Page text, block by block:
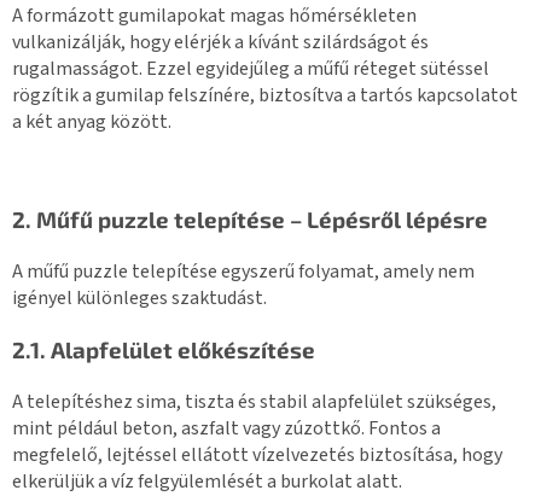
A formázott gumilapokat magas hőmérsékleten
vulkanizálják, hogy elérjék a kívánt szilárdságot és
rugalmasságot. Ezzel egyidejűleg a műfű réteget sütéssel
rögzítik a gumilap felszínére, biztosítva a tartós kapcsolatot
a két anyag között.
2. Műfű puzzle telepítése – Lépésről lépésre
A műfű puzzle telepítése egyszerű folyamat, amely nem
igényel különleges szaktudást.
2.1. Alapfelület előkészítése
A telepítéshez sima, tiszta és stabil alapfelület szükséges,
mint például beton, aszfalt vagy zúzottkő. Fontos a
megfelelő, lejtéssel ellátott vízelvezetés biztosítása, hogy
elkerüljük a víz felgyülemlését a burkolat alatt.